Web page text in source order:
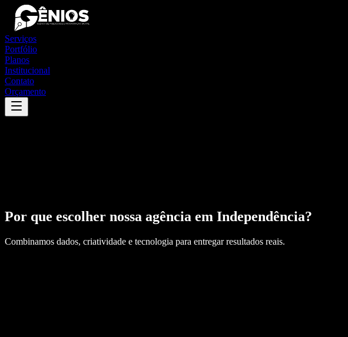
Serviços
Portfólio
Planos
Institucional
Contato
Orçamento
Por que escolher nossa agência em Independência?
Combinamos dados, criatividade e tecnologia para entregar resultados reais.